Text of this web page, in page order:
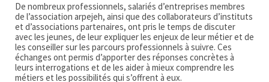
De nombreux professionnels, salariés d’entreprises membres
de l’association arpejeh, ainsi que des collaborateurs d’instituts
et d’associations partenaires, ont pris le temps de discuter
avec les jeunes, de leur expliquer les enjeux de leur métier et de
les conseiller sur les parcours professionnels à suivre. Ces
échanges ont permis d’apporter des réponses concrètes à
leurs interrogations et de les aider à mieux comprendre les
métiers et les possibilités qui s’offrent à eux.